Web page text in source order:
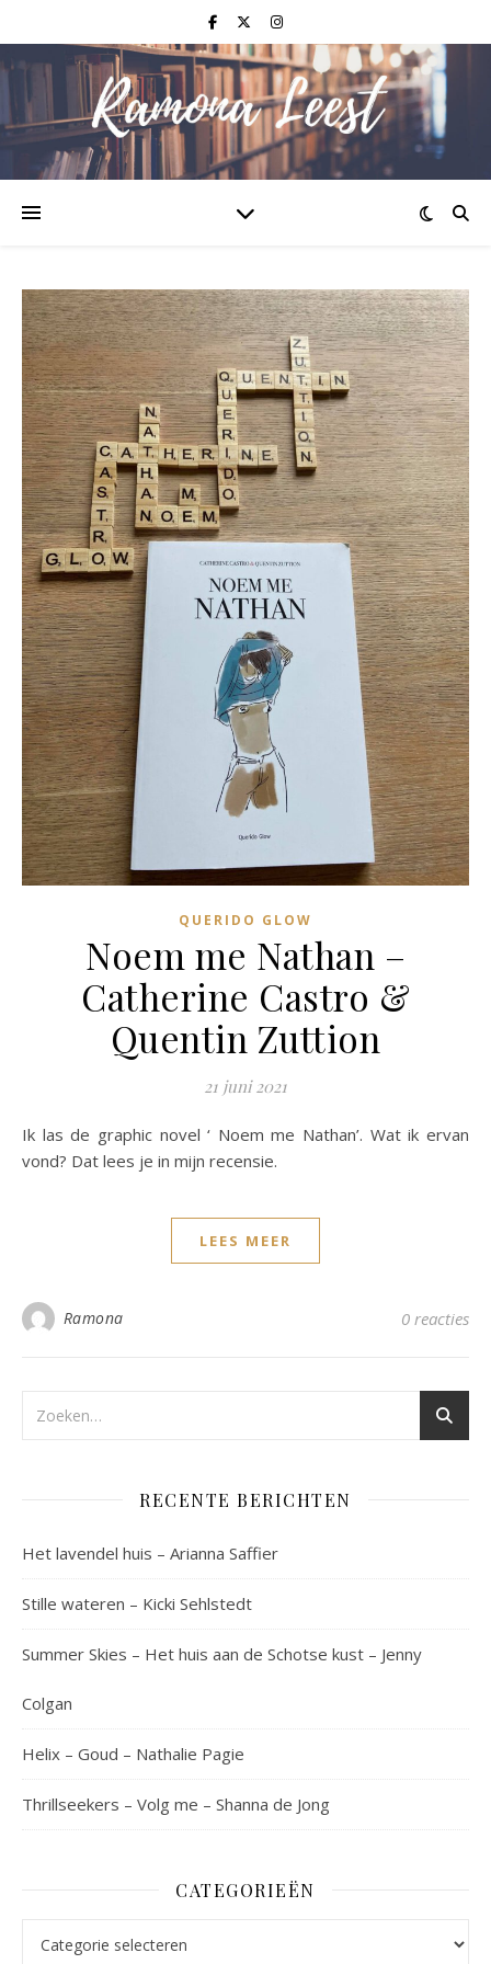
QUERIDO GLOW
Noem me Nathan –
Catherine Castro &
Quentin Zuttion
21 juni 2021
Ik las de graphic novel ‘ Noem me Nathan’. Wat ik ervan
vond? Dat lees je in mijn recensie.
LEES MEER
Ramona 0 reacties
RECENTE BERICHTEN
Het lavendel huis – Arianna Saffier
Stille wateren – Kicki Sehlstedt
Summer Skies – Het huis aan de Schotse kust – Jenny
Colgan
Helix – Goud – Nathalie Pagie
Thrillseekers – Volg me – Shanna de Jong
CATEGORIEËN